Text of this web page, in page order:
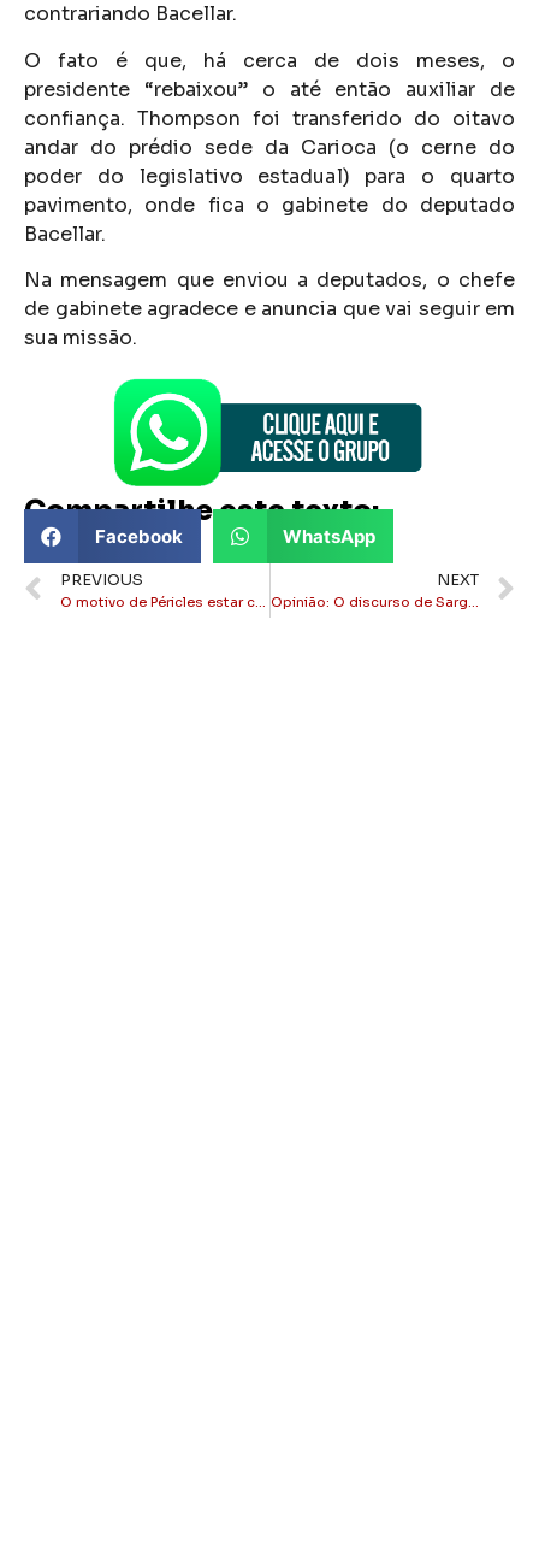
contrariando Bacellar.
O fato é que, há cerca de dois meses, o
presidente “rebaixou” o até então auxiliar de
confiança. Thompson foi transferido do oitavo
andar do prédio sede da Carioca (o cerne do
poder do legislativo estadual) para o quarto
pavimento, onde fica o gabinete do deputado
Bacellar.
Na mensagem que enviou a deputados, o chefe
de gabinete agradece e anuncia que vai seguir em
sua missão.
Compartilhe este texto:
Facebook WhatsApp
PREVIOUS
O motivo de Péricles estar circulando por ai
NEXT
Opinião: O discurso de Sargento Cristiane é um desrespeito a todas as mulheres